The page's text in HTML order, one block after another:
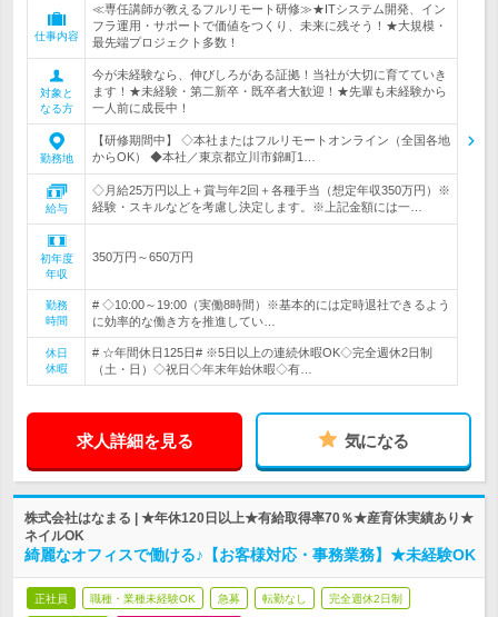
仕事内容
≪専任講師が教えるフルリモート研修≫★ITシステム開発、イン
フラ運用・サポートで価値をつくり、未来に残そう！★大規模・
最先端プロジェクト多数！
対象と
なる方
今が未経験なら、伸びしろがある証拠！当社が大切に育てていき
ます！★未経験・第二新卒・既卒者大歓迎！★先輩も未経験から
一人前に成長中！
勤務地
【研修期間中】 ◇本社またはフルリモートオンライン（全国各地
からOK） ◆本社／東京都立川市錦町1…
給与
◇月給25万円以上＋賞与年2回＋各種手当（想定年収350万円）※
経験・スキルなどを考慮し決定します。※上記金額には一…
初年度
年収
350万円～650万円
勤務
時間
# ◇10:00～19:00（実働8時間）※基本的には定時退社できるよう
に効率的な働き方を推進してい…
休日
休暇
# ☆年間休日125日# ※5日以上の連続休暇OK◇完全週休2日制
（土・日）◇祝日◇年末年始休暇◇有…
求人詳細を見る 気になる
株式会社はなまる | ★年休120日以上★有給取得率70％★産育休実績あり★
ネイルOK
綺麗なオフィスで働ける♪【お客様対応・事務業務】★未経験OK
正社員 職種・業種未経験OK 急募 転勤なし 完全週休2日制